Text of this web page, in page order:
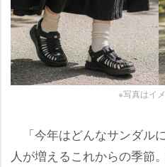
※写真はイ
「今年はどんなサンダル
人が増えるこれからの季節